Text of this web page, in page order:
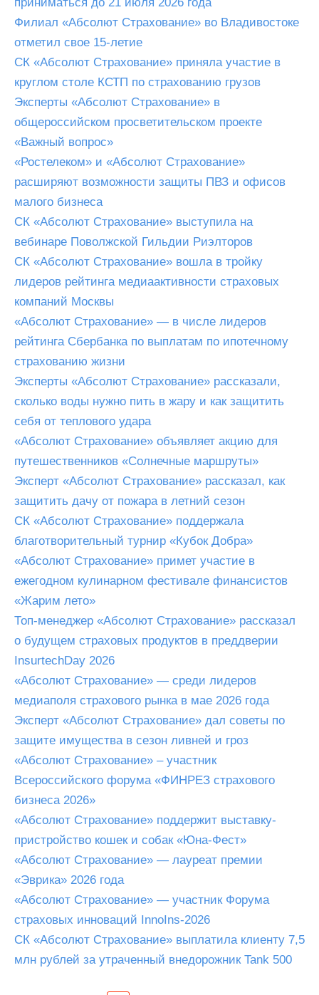
Филиал «Абсолют Страхование» во Владивостоке
отметил свое 15-летие
СК «Абсолют Страхование» приняла участие в
круглом столе КСТП по страхованию грузов
Эксперты «Абсолют Страхование» в
общероссийском просветительском проекте
«Важный вопрос»
«Ростелеком» и «Абсолют Страхование»
расширяют возможности защиты ПВЗ и офисов
малого бизнеса
СК «Абсолют Страхование» выступила на
вебинаре Поволжской Гильдии Риэлторов
СК «Абсолют Страхование» вошла в тройку
лидеров рейтинга медиаактивности страховых
компаний Москвы
«Абсолют Страхование» — в числе лидеров
рейтинга Сбербанка по выплатам по ипотечному
страхованию жизни
Эксперты «Абсолют Страхование» рассказали,
сколько воды нужно пить в жару и как защитить
себя от теплового удара
«Абсолют Страхование» объявляет акцию для
путешественников «Солнечные маршруты»
Эксперт «Абсолют Страхование» рассказал, как
защитить дачу от пожара в летний сезон
СК «Абсолют Страхование» поддержала
благотворительный турнир «Кубок Добра»
«Абсолют Страхование» примет участие в
ежегодном кулинарном фестивале финансистов
«Жарим лето»
Топ-менеджер «Абсолют Страхование» рассказал
о будущем страховых продуктов в преддверии
InsurtechDay 2026
«Абсолют Страхование» — среди лидеров
медиаполя страхового рынка в мае 2026 года
Эксперт «Абсолют Страхование» дал советы по
защите имущества в сезон ливней и гроз
«Абсолют Страхование» – участник
Всероссийского форума «ФИНРЕЗ страхового
бизнеса 2026»
«Абсолют Страхование» поддержит выставку-
пристройство кошек и собак «Юна-Фест»
«Абсолют Страхование» — лауреат премии
«Эврика» 2026 года
«Абсолют Страхование» — участник Форума
страховых инноваций InnoIns-2026
СК «Абсолют Страхование» выплатила клиенту 7,5
млн рублей за утраченный внедорожник Tank 500